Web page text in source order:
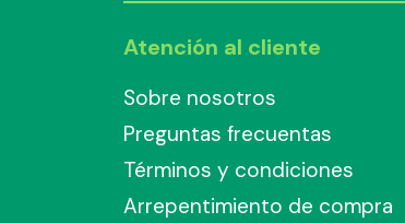
Atención al cliente
Sobre nosotros
Preguntas frecuentas
Términos y condiciones
Arrepentimiento de compra